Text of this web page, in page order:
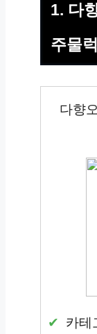
1. 다
주물
다향
카테